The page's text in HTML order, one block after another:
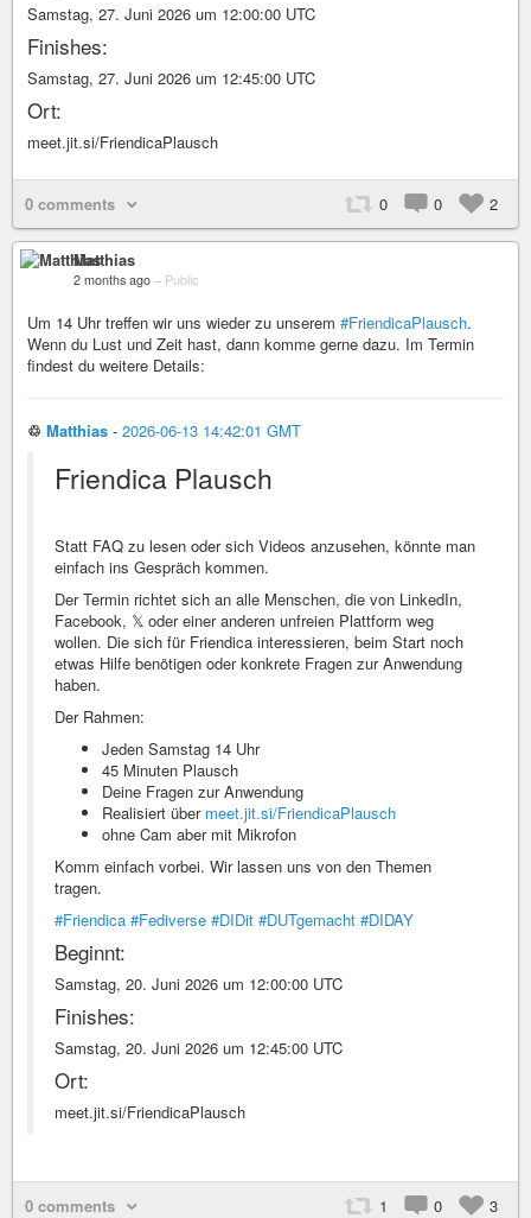
Samstag, 27. Juni 2026 um 12:00:00 UTC
Finishes:
Samstag, 27. Juni 2026 um 12:45:00 UTC
Ort:
meet.jit.si/FriendicaPlausch
0 comments 0 0 2
Matthias
2 months ago – Public
Um 14 Uhr treffen wir uns wieder zu unserem #FriendicaPlausch.
Wenn du Lust und Zeit hast, dann komme gerne dazu. Im Termin
findest du weitere Details:
♲ Matthias - 2026-06-13 14:42:01 GMT
Friendica Plausch
Statt FAQ zu lesen oder sich Videos anzusehen, könnte man
einfach ins Gespräch kommen.
Der Termin richtet sich an alle Menschen, die von LinkedIn,
Facebook, 𝕏 oder einer anderen unfreien Plattform weg
wollen. Die sich für Friendica interessieren, beim Start noch
etwas Hilfe benötigen oder konkrete Fragen zur Anwendung
haben.
Der Rahmen:
Jeden Samstag 14 Uhr
45 Minuten Plausch
Deine Fragen zur Anwendung
Realisiert über meet.jit.si/FriendicaPlausch
ohne Cam aber mit Mikrofon
Komm einfach vorbei. Wir lassen uns von den Themen
tragen.
#Friendica #Fediverse #DIDit #DUTgemacht #DIDAY
Beginnt:
Samstag, 20. Juni 2026 um 12:00:00 UTC
Finishes:
Samstag, 20. Juni 2026 um 12:45:00 UTC
Ort:
meet.jit.si/FriendicaPlausch
0 comments 1 0 3